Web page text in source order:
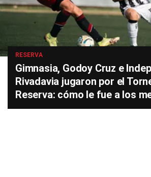
RESERVA
Gimnasia, Godoy Cruz e
Rivadavia jugaron por el
Reserva: cómo le fue a los